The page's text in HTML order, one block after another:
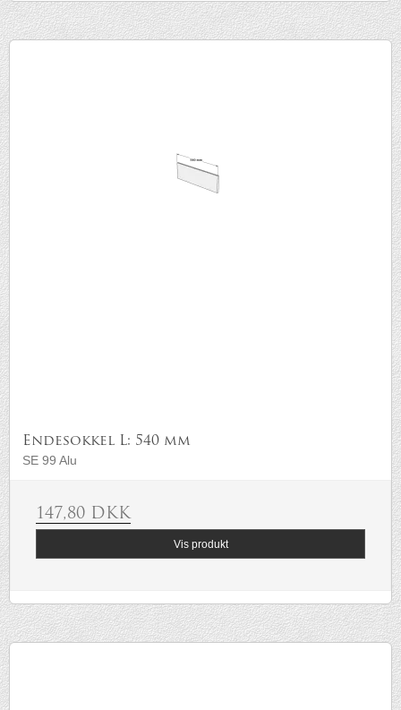
Endesokkel L: 540 mm
SE 99 Alu
147,80 DKK
Vis produkt